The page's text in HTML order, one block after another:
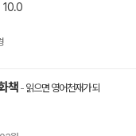
10.0
책 - 읽으면 영어천재가 되